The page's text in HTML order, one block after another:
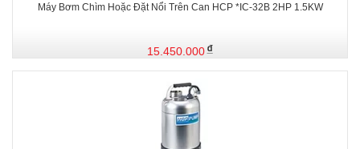
Máy Bơm Chìm Hoặc Đặt Nổi Trên Can HCP *IC-32B 2HP 1.5KW
15.450.000